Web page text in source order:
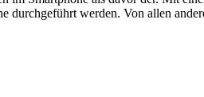
durchgeführt werden. Von allen